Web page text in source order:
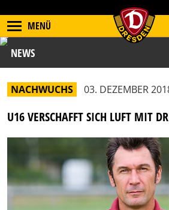
MENÜ
NEWS
NACHWUCHS 03. DEZEMBER
U16 VERSCHAFFT SICH LUFT MIT